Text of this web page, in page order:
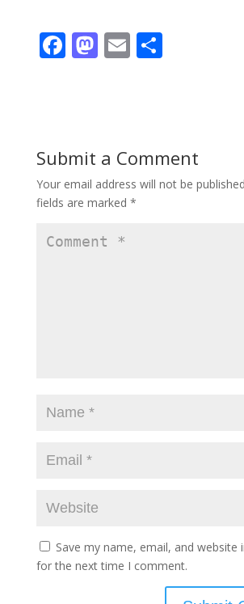
F
o
o
k
M
o
n
E S
Submit a Comment
Your email address will not be
fields are marked *
Save my name, email, and website
for the next time I comment.